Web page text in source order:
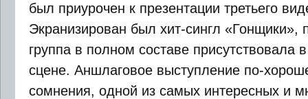
был приурочен к презентации третьего
Экранизирован был хит-сингл «Гонщики»,
группа в полном составе
сцене. Аншлаговое выступление по-
сомнения, одной из самых интересных и